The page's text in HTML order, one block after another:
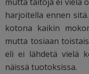
harjoitella ennen
kotona kaikin
mutta tosiaan
eli ei lähdetä vielä
näissä tuotoksissa.